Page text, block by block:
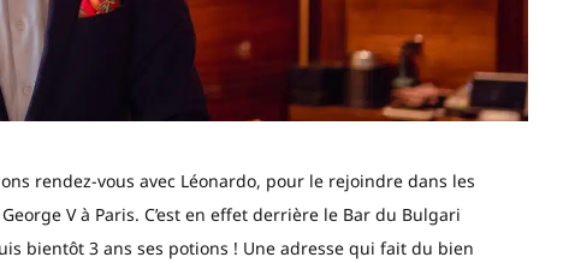
rendez-vous avec Léonardo, pour le rejoindre dans les
V à Paris. C’est en effet derrière le Bar du Bulgari
bientôt 3 ans ses potions ! Une adresse qui fait du bien